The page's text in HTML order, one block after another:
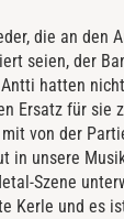
die an den
seien, der
hatten
Ersatz für sie
von der
in unsere
Szene
Kerle und es